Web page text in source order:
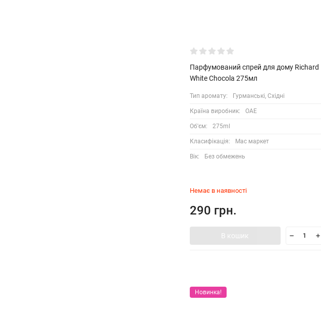
Парфумований спрей для дому Richard
White Chocola 275мл
Тип аромату: Гурманські, Східні
Країна виробник: ОАЕ
Об'єм: 275ml
Класифікація: Мас маркет
Вік: Без обмежень
Немає в наявності
290 грн.
В кошик
Новинка!